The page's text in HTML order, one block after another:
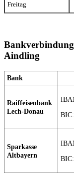
Freitag
Aindling
Bank
Raiffeisenbank
Lech-Donau
Sparkasse
Altbayern